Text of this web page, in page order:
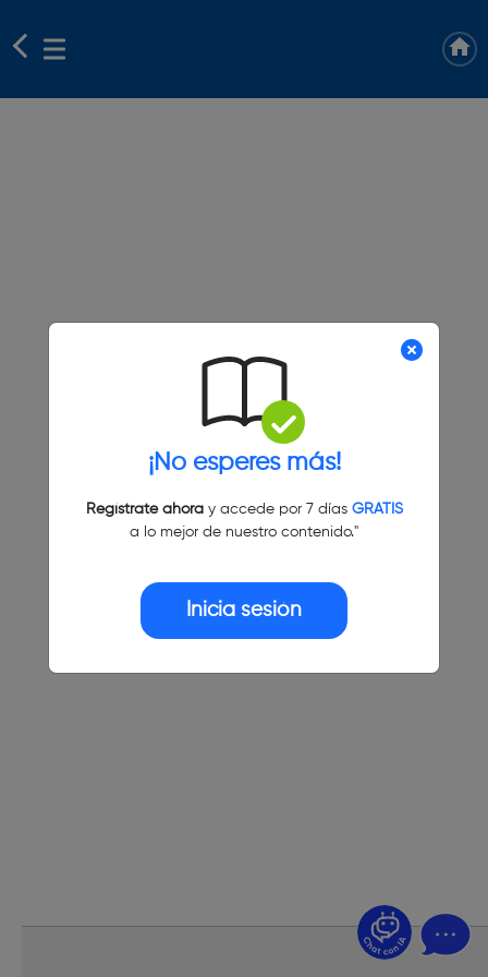
¡No esperes más!
Regístrate ahoray accede por 7 días GRATIS
a lo mejor de nuestro contenido."
Inicia sesión